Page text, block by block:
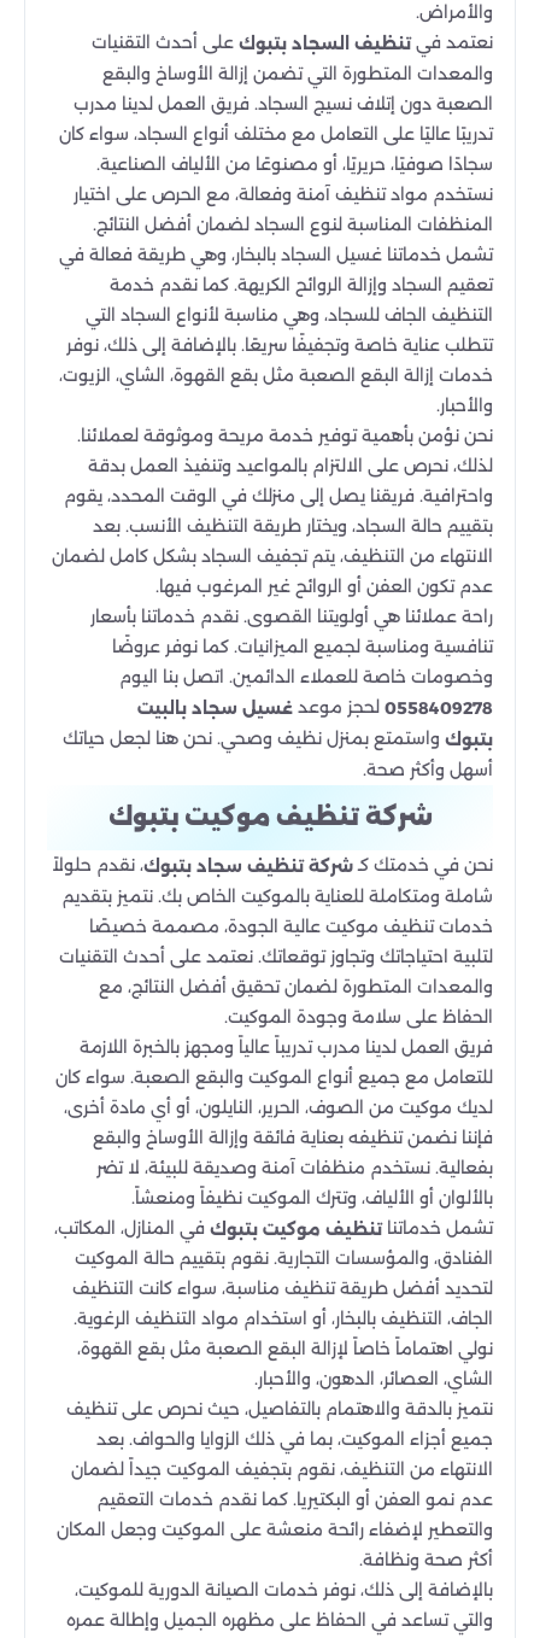
والأمراض.
نعتمد فيتنظيف السجاد بتبوك على أحدث التقنيات
والمعدات المتطورة التي تضمن إزالة الأوساخ والبقع
الصعبة دون إتلاف نسيج السجاد. فريق العمل لدينا مدرب
تدريبًا عاليًا على التعامل مع مختلف أنواع السجاد، سواء كان
سجادًا صوفيًا، حريريًا، أو مصنوعًا من الألياف الصناعية.
نستخدم مواد تنظيف آمنة وفعالة، مع الحرص على اختيار
المنظفات المناسبة لنوع السجاد لضمان أفضل النتائج.
تشمل خدماتنا غسيل السجاد بالبخار، وهي طريقة فعالة في
تعقيم السجاد وإزالة الروائح الكريهة. كما نقدم خدمة
التنظيف الجاف للسجاد، وهي مناسبة لأنواع السجاد التي
تتطلب عناية خاصة وتجفيفًا سريعًا. بالإضافة إلى ذلك، نوفر
خدمات إزالة البقع الصعبة مثل بقع القهوة، الشاي، الزيوت،
والأحبار.
نحن نؤمن بأهمية توفير خدمة مريحة وموثوقة لعملائنا.
لذلك، نحرص على الالتزام بالمواعيد وتنفيذ العمل بدقة
واحترافية. فريقنا يصل إلى منزلك في الوقت المحدد، يقوم
بتقييم حالة السجاد، ويختار طريقة التنظيف الأنسب. بعد
الانتهاء من التنظيف، يتم تجفيف السجاد بشكل كامل لضمان
عدم تكون العفن أو الروائح غير المرغوب فيها.
راحة عملائنا هي أولويتنا القصوى. نقدم خدماتنا بأسعار
تنافسية ومناسبة لجميع الميزانيات. كما نوفر عروضًا
وخصومات خاصة للعملاء الدائمين. اتصل بنا اليوم
0558409278 لحجز موعد غسيل سجاد بالبيت
بتبوك واستمتع بمنزل نظيف وصحي. نحن هنا لجعل حياتك
أسهل وأكثر صحة.
شركة تنظيف موكيت بتبوك
نحن في خدمتك كـشركة تنظيف سجاد بتبوك، نقدم حلولاً
شاملة ومتكاملة للعناية بالموكيت الخاص بك. نتميز بتقديم
خدمات تنظيف موكيت عالية الجودة، مصممة خصيصًا
لتلبية احتياجاتك وتجاوز توقعاتك. نعتمد على أحدث التقنيات
والمعدات المتطورة لضمان تحقيق أفضل النتائج، مع
الحفاظ على سلامة وجودة الموكيت.
فريق العمل لدينا مدرب تدريباً عالياً ومجهز بالخبرة اللازمة
للتعامل مع جميع أنواع الموكيت والبقع الصعبة. سواء كان
لديك موكيت من الصوف، الحرير، النايلون، أو أي مادة أخرى،
فإننا نضمن تنظيفه بعناية فائقة وإزالة الأوساخ والبقع
بفعالية. نستخدم منظفات آمنة وصديقة للبيئة، لا تضر
بالألوان أو الألياف، وتترك الموكيت نظيفاً ومنعشاً.
تشمل خدماتناتنظيف موكيت بتبوك في المنازل، المكاتب،
الفنادق، والمؤسسات التجارية. نقوم بتقييم حالة الموكيت
لتحديد أفضل طريقة تنظيف مناسبة، سواء كانت التنظيف
الجاف، التنظيف بالبخار، أو استخدام مواد التنظيف الرغوية.
نولي اهتماماً خاصاً لإزالة البقع الصعبة مثل بقع القهوة،
الشاي، العصائر، الدهون، والأحبار.
نتميز بالدقة والاهتمام بالتفاصيل، حيث نحرص على تنظيف
جميع أجزاء الموكيت، بما في ذلك الزوايا والحواف. بعد
الانتهاء من التنظيف، نقوم بتجفيف الموكيت جيداً لضمان
عدم نمو العفن أو البكتيريا. كما نقدم خدمات التعقيم
والتعطير لإضفاء رائحة منعشة على الموكيت وجعل المكان
أكثر صحة ونظافة.
بالإضافة إلى ذلك، نوفر خدمات الصيانة الدورية للموكيت،
والتي تساعد في الحفاظ على مظهره الجميل وإطالة عمره